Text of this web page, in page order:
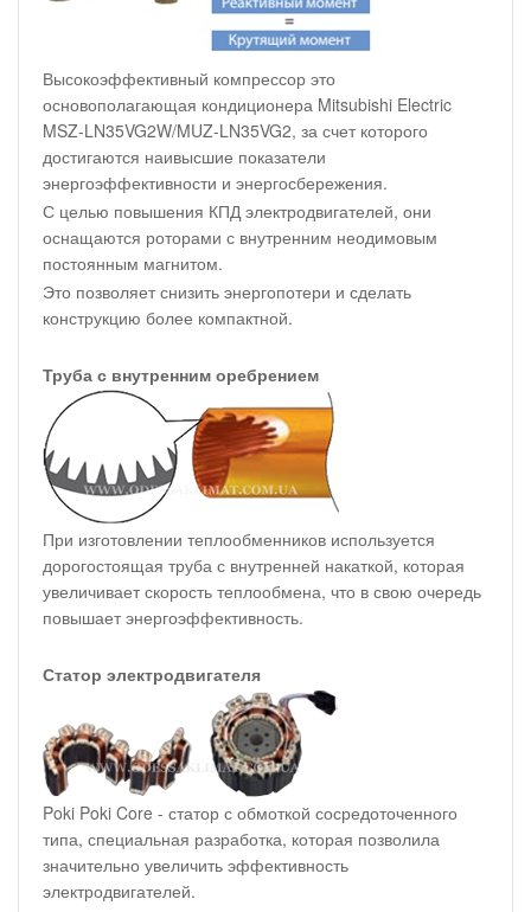
Высокоэффективный компрессор это
основополагающая кондиционера Mitsubishi Electric
MSZ-LN35VG2W/MUZ-LN35VG2, за счет которого
достигаются наивысшие показатели
энергоэффективности и энергосбережения.
С целью повышения КПД электродвигателей, они
оснащаются роторами с внутренним неодимовым
постоянным магнитом.
Это позволяет снизить энергопотери и сделать
конструкцию более компактной.
Труба с внутренним оребрением
При изготовлении теплообменников используется
дорогостоящая труба с внутренней накаткой, которая
увеличивает скорость теплообмена, что в свою очередь
повышает энергоэффективность.
Статор электродвигателя
Poki Poki Core - статор с обмоткой сосредоточенного
типа, специальная разработка, которая позволила
значительно увеличить эффективность
электродвигателей.